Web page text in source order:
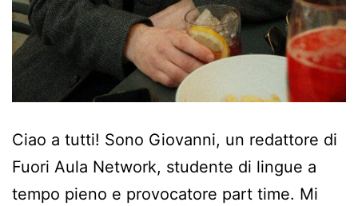
Ciao a tutti! Sono Giovanni, un redattore di
Fuori Aula Network, studente di lingue a
tempo pieno e provocatore part time. Mi